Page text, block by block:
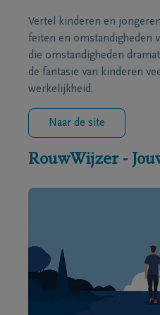
Vertel kinderen en
feiten en omstandigheden
die omstandigheden
de fantasie van kinderen
werkelijkheid.
Naar de site
RouwWijzer -